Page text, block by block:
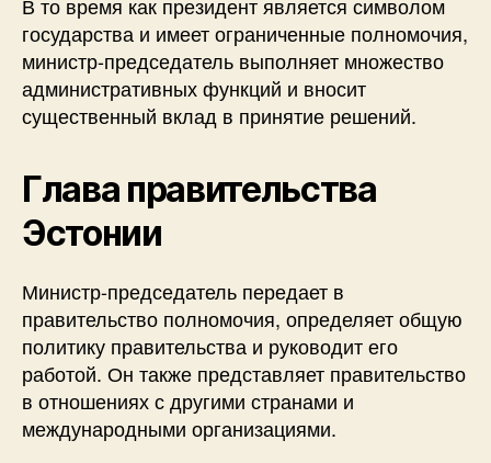
государства и имеет ограниченные полномочия,
министр-председатель выполняет множество
административных функций и вносит
существенный вклад в принятие решений.
Глава правительства
Эстонии
Министр-председатель передает в
правительство полномочия, определяет общую
политику правительства и руководит его
работой. Он также представляет правительство
в отношениях с другими странами и
международными организациями.